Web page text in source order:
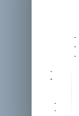
-
-
-
-
-
-
-